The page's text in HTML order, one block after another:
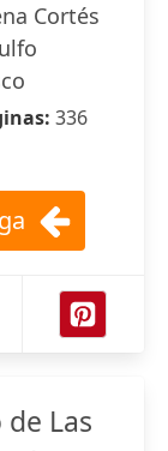
Cortés
336
Las